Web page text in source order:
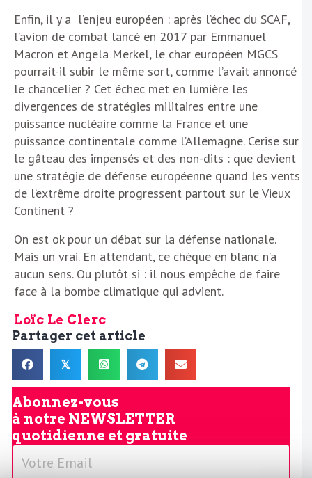
Enfin, il y a l’enjeu européen : après l’échec du SCAF,
l’avion de combat lancé en 2017 par Emmanuel
Macron et Angela Merkel, le char européen MGCS
pourrait-il subir le même sort, comme l’avait annoncé
le chancelier ? Cet échec met en lumière les
divergences de stratégies militaires entre une
puissance nucléaire comme la France et une
puissance continentale comme l’Allemagne. Cerise sur
le gâteau des impensés et des non-dits : que devient
une stratégie de défense européenne quand les vents
de l’extrême droite progressent partout sur le Vieux
Continent ?
On est ok pour un débat sur la défense nationale.
Mais un vrai. En attendant, ce chèque en blanc n’a
aucun sens. Ou plutôt si : il nous empêche de faire
face à la bombe climatique qui advient.
Loïc Le Clerc
Partager cet article
𝕏
Abonnez-vous
à notre NEWSLETTER
quotidienne et gratuite
V